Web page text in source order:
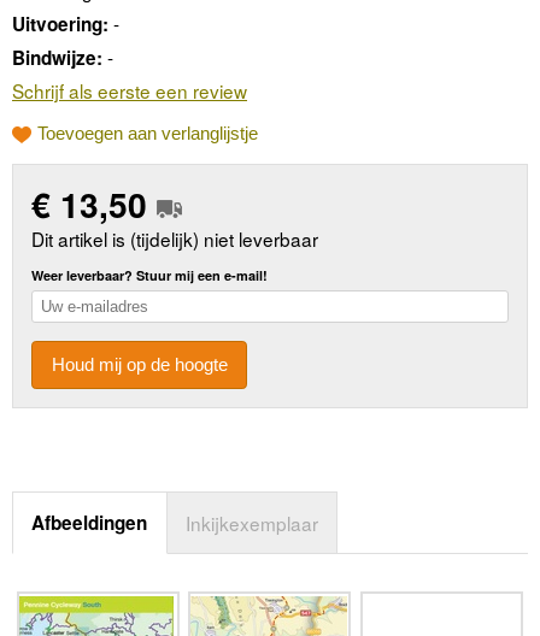
Uitvoering: -
Bindwijze: -
Schrijf als eerste een review
Toevoegen aan verlanglijstje
€ 13,50
Dit artikel is (tijdelijk) niet leverbaar
Weer leverbaar? Stuur mij een e-mail!
Houd mij op de hoogte
Afbeeldingen Inkijkexemplaar